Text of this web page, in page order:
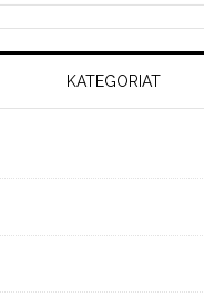
KATEGORIAT